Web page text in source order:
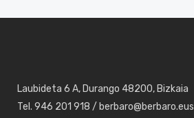
Laubideta 6 A, Durango 48200, Bizkaia
Tel. 946 201 918 / berbaro@berbaro.eus